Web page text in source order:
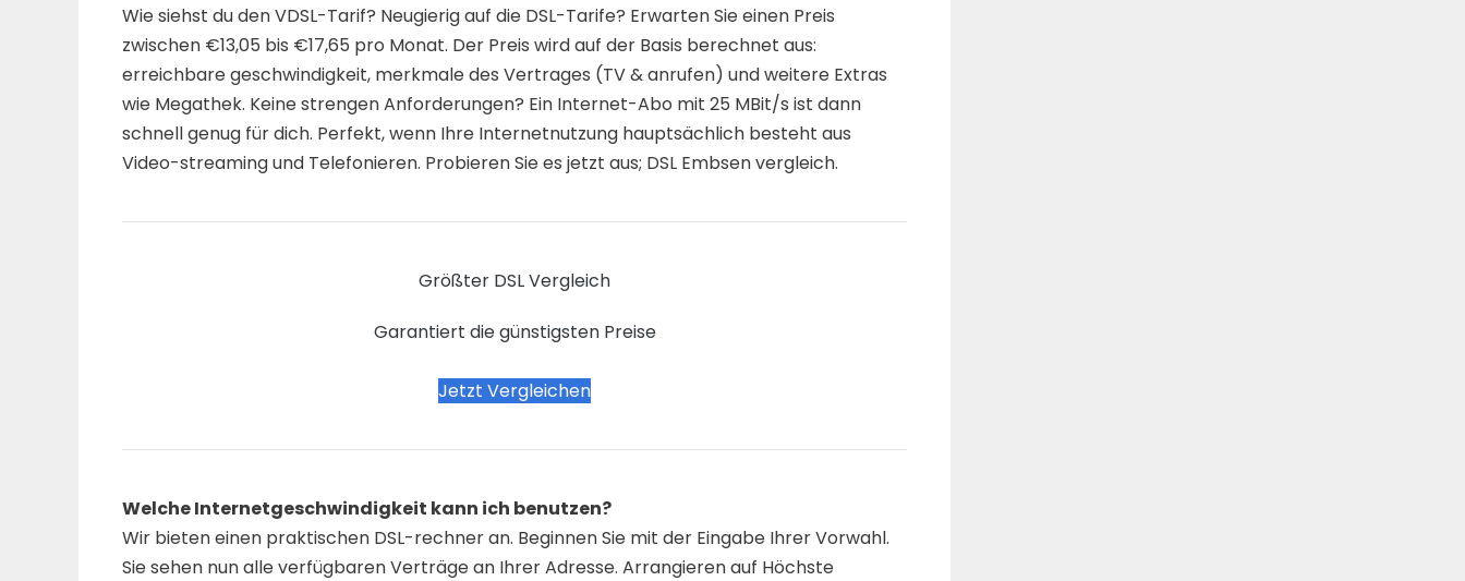
Wie siehst du den VDSL-Tarif? Neugierig auf die DSL-Tarife? Erwarten Sie einen Preis
zwischen €13,05 bis €17,65 pro Monat. Der Preis wird auf der Basis berechnet aus:
erreichbare geschwindigkeit, merkmale des Vertrages (TV & anrufen) und weitere Extras
wie Megathek. Keine strengen Anforderungen? Ein Internet-Abo mit 25 MBit/s ist dann
schnell genug für dich. Perfekt, wenn Ihre Internetnutzung hauptsächlich besteht aus
Video-streaming und Telefonieren. Probieren Sie es jetzt aus; DSL Embsen vergleich.
Größter DSL Vergleich
Garantiert die günstigsten Preise
Jetzt Vergleichen
Welche Internetgeschwindigkeit kann ich benutzen?
Wir bieten einen praktischen DSL-rechner an. Beginnen Sie mit der Eingabe Ihrer Vorwahl.
Sie sehen nun alle verfügbaren Verträge an Ihrer Adresse. Arrangieren auf Höchste